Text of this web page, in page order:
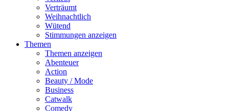
Verträumt
Weihnachtlich
Wütend
Stimmungen anzeigen
Themen
Themen anzeigen
Abenteuer
Action
Beauty / Mode
Business
Catwalk
Comedy